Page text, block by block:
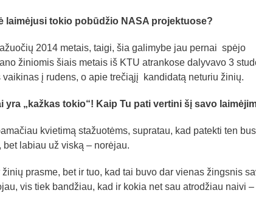
laimėjusi tokio pobūdžio NASA projektuose?
2014 metais, taigi, šia galimybe jau pernai spėjo
žiniomis šiais metais iš KTU atrankose dalyvavo 3
į rudens, o apie trečiąjį kandidatą neturiu žinių.
yra „kažkas tokio“! Kaip Tu pati vertini šį savo
kvietimą stažuotėms, supratau, kad patekti ten
labiau už viską – norėjau.
prasme, bet ir tuo, kad tai buvo dar vienas žingsnis
vis tiek bandžiau, kad ir kokia net sau atrodžiau naivi –